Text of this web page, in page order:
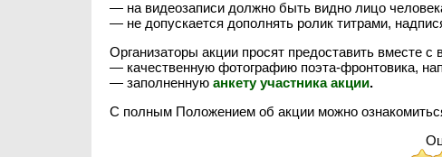
— на видеозаписи должно быть видно лицо
— не допускается дополнять ролик титрами,
Организаторы акции просят предоставить вместе с
— качественную фотографию поэта-фронтовика,
— заполненную анкету участника акции.
С полным Положением об акции можно